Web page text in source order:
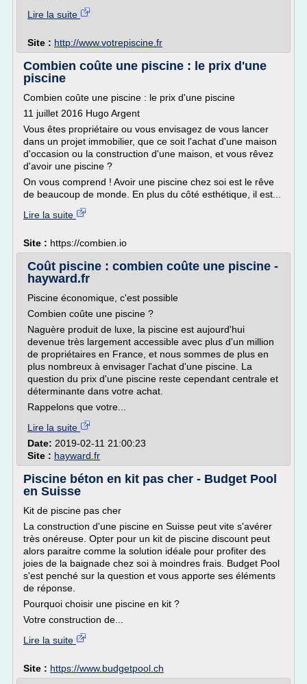
Lire la suite
Site : http://www.votrepiscine.fr
Combien coûte une piscine : le prix d'une
piscine
Combien coûte une piscine : le prix d'une piscine
11 juillet 2016 Hugo Argent
Vous êtes propriétaire ou vous envisagez de vous lancer
dans un projet immobilier, que ce soit l'achat d'une maison
d'occasion ou la construction d'une maison, et vous rêvez
d'avoir une piscine ?
On vous comprend ! Avoir une piscine chez soi est le rêve
de beaucoup de monde. En plus du côté esthétique, il est...
Lire la suite
Site : https://combien.io
Coût piscine : combien coûte une piscine -
hayward.fr
Piscine économique, c'est possible
Combien coûte une piscine ?
Naguère produit de luxe, la piscine est aujourd'hui
devenue très largement accessible avec plus d'un million
de propriétaires en France, et nous sommes de plus en
plus nombreux à envisager l'achat d'une piscine. La
question du prix d'une piscine reste cependant centrale et
déterminante dans votre achat.
Rappelons que votre...
Lire la suite
Date: 2019-02-11 21:00:23
Site : hayward.fr
Piscine béton en kit pas cher - Budget Pool
en Suisse
Kit de piscine pas cher
La construction d'une piscine en Suisse peut vite s'avérer
très onéreuse. Opter pour un kit de piscine discount peut
alors paraitre comme la solution idéale pour profiter des
joies de la baignade chez soi à moindres frais. Budget Pool
s'est penché sur la question et vous apporte ses éléments
de réponse.
Pourquoi choisir une piscine en kit ?
Votre construction de...
Lire la suite
Site : https://www.budgetpool.ch